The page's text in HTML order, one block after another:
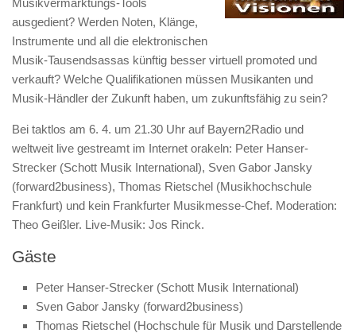
Musikvermarktungs-Tools
ausgedient? Werden Noten, Klänge,
Instrumente und all die elektronischen
Musik-Tausendsassas künftig besser virtuell promoted und
verkauft? Welche Qualifikationen müssen Musikanten und
Musik-Händler der Zukunft haben, um zukunftsfähig zu sein?
Bei taktlos am 6. 4. um 21.30 Uhr auf Bayern2Radio und
weltweit live gestreamt im Internet orakeln: Peter Hanser-
Strecker (Schott Musik International), Sven Gabor Jansky
(forward2business), Thomas Rietschel (Musikhochschule
Frankfurt) und kein Frankfurter Musikmesse-Chef. Moderation:
Theo Geißler. Live-Musik: Jos Rinck.
Gäste
Peter Hanser-Strecker (Schott Musik International)
Sven Gabor Jansky (forward2business)
Thomas Rietschel (Hochschule für Musik und Darstellende